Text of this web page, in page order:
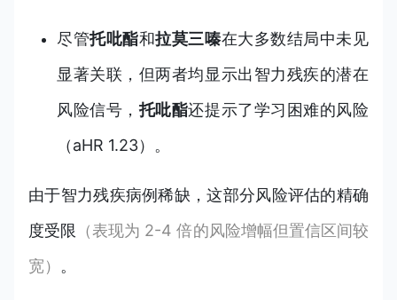
尽管托吡酯和拉莫三嗪在大多数结局中未见
显著关联，但两者均显示出智力残疾的潜在
风险信号，托吡酯还提示了学习困难的风险
（aHR 1.23）。
由于智力残疾病例稀缺，这部分风险评估的精确
度受限
（表现为 2-4 倍的风险增幅但置信区间较
宽） 。